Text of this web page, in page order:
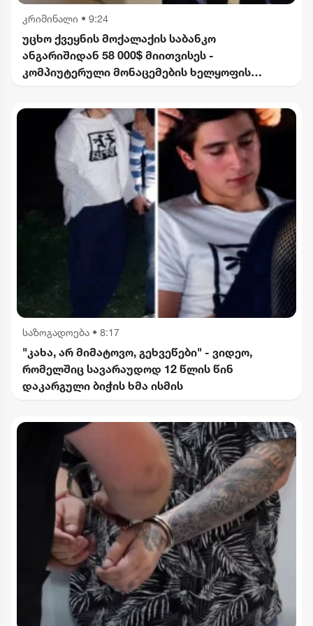
კრიმინალი • 9:24
უცხო ქვეყნის მოქალაქის საბანკო
ანგარიშიდან 58 000$ მიითვისეს -
კომპიუტერული მონაცემების ხელყოფის
დევნა დაიწყო
საზოგადოება • 8:17
"კახა, არ მიმატოვო, გეხვეწები" - ვიდეო,
რომელშიც სავარაუდოდ 12 წლის წინ
დაკარგული ბიჭის ხმა ისმის